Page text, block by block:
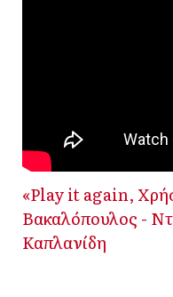
«Play it again,
Βακαλόπουλος -
Καπλανίδη